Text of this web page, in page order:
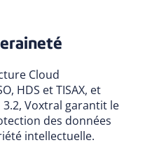
Cloud
HDS et TISAX, et
Voxtral garantit le
des données
intellectuelle.